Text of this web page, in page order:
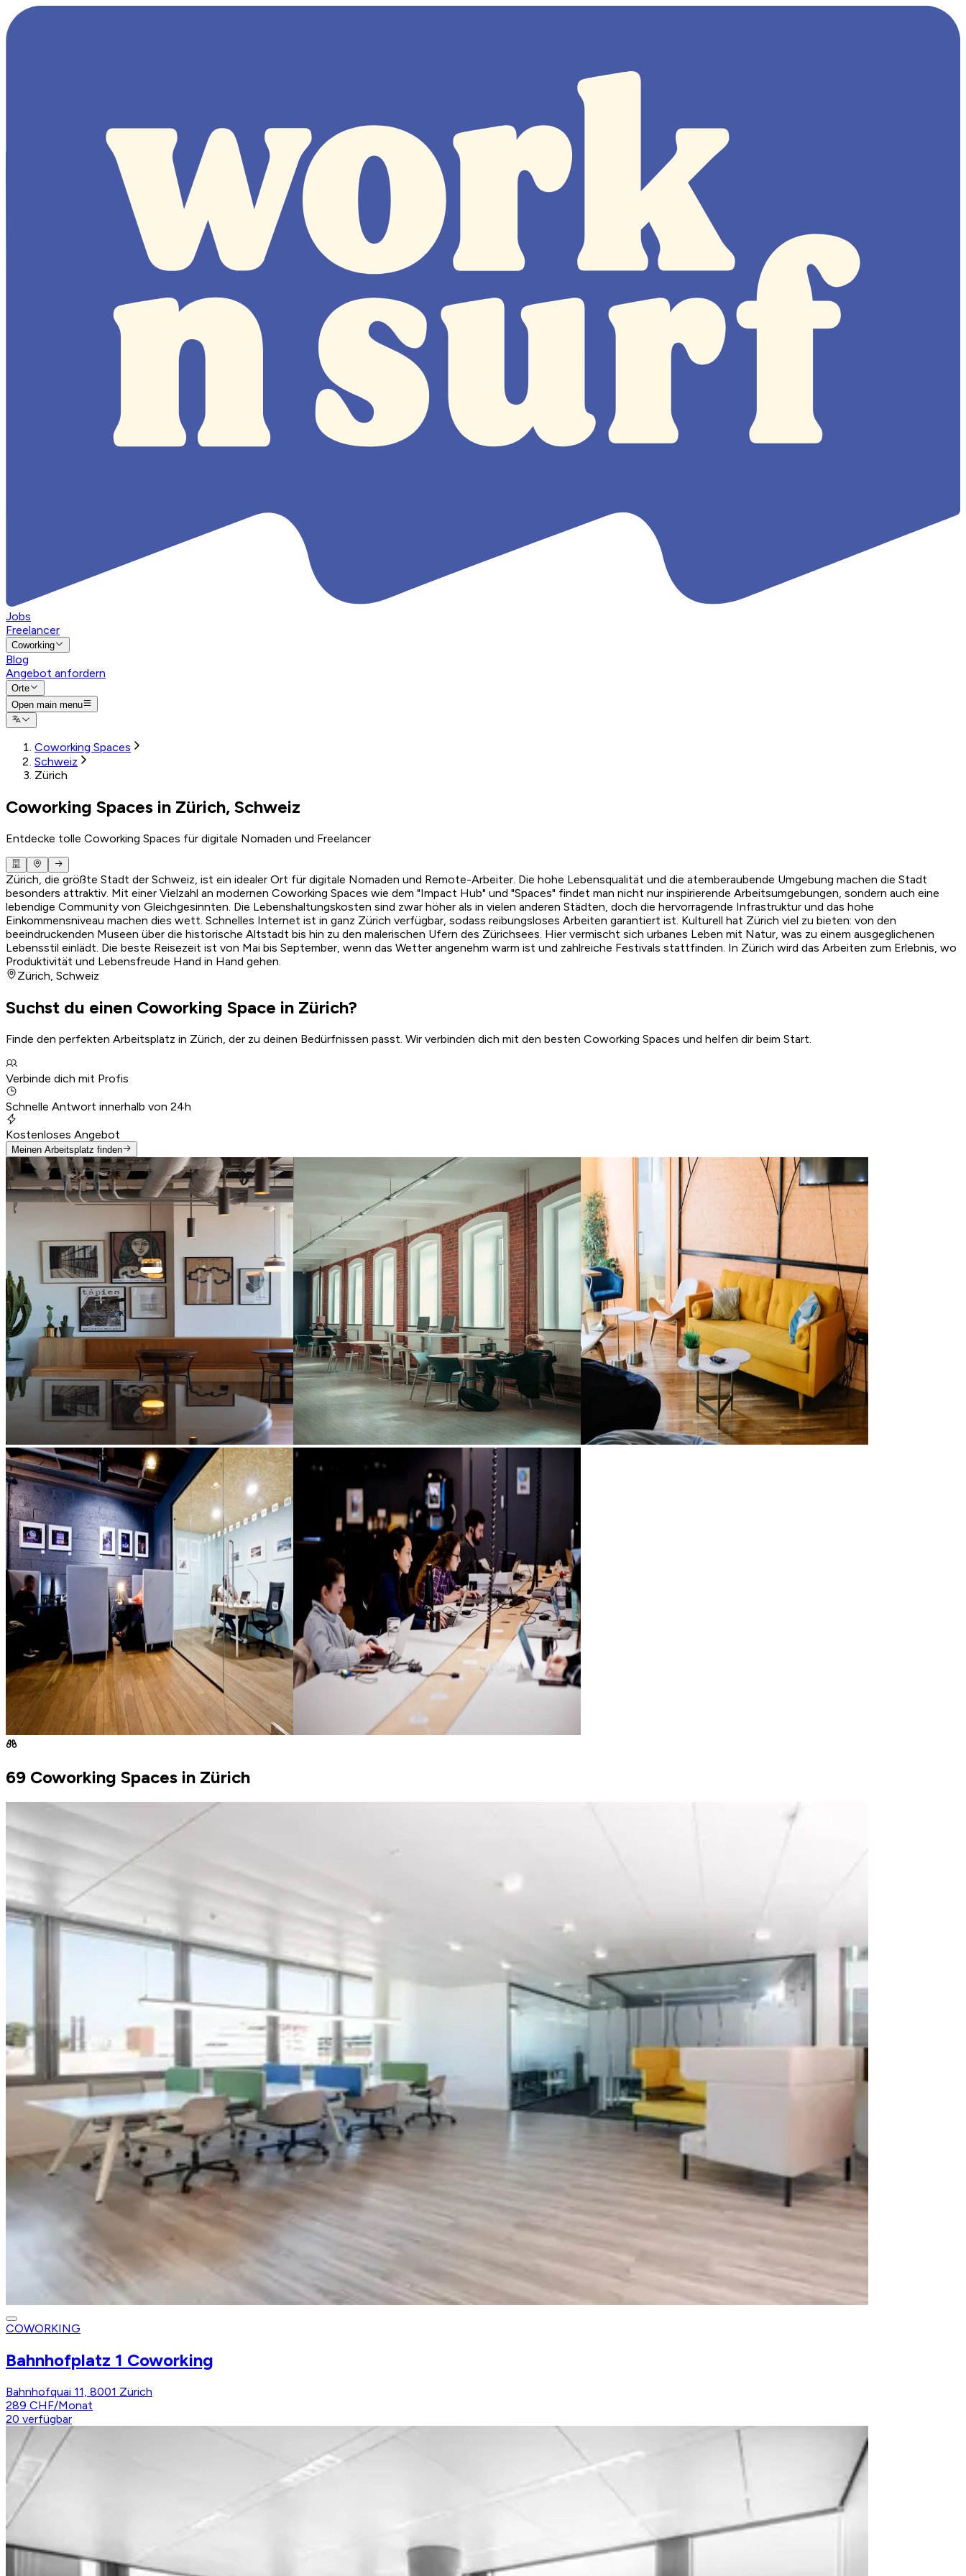
Jobs
Freelancer
Coworking
Blog
Angebot anfordern
Orte
Open main menu
Coworking Spaces
Schweiz
Zürich
Coworking Spaces in Zürich, Schweiz
Entdecke tolle Coworking Spaces für digitale Nomaden und Freelancer
Zürich, die größte Stadt der Schweiz, ist ein idealer Ort für digitale Nomaden und Remote-Arbeiter. Die hohe Lebensqualität und die atemberaubende Umgebung machen die Stadt
besonders attraktiv. Mit einer Vielzahl an modernen Coworking Spaces wie dem "Impact Hub" und "Spaces" findet man nicht nur inspirierende Arbeitsumgebungen, sondern auch eine
lebendige Community von Gleichgesinnten. Die Lebenshaltungskosten sind zwar höher als in vielen anderen Städten, doch die hervorragende Infrastruktur und das hohe
Einkommensniveau machen dies wett. Schnelles Internet ist in ganz Zürich verfügbar, sodass reibungsloses Arbeiten garantiert ist. Kulturell hat Zürich viel zu bieten: von den
beeindruckenden Museen über die historische Altstadt bis hin zu den malerischen Ufern des Zürichsees. Hier vermischt sich urbanes Leben mit Natur, was zu einem ausgeglichenen
Lebensstil einlädt. Die beste Reisezeit ist von Mai bis September, wenn das Wetter angenehm warm ist und zahlreiche Festivals stattfinden. In Zürich wird das Arbeiten zum Erlebnis, wo
Produktivität und Lebensfreude Hand in Hand gehen.
Zürich, Schweiz
Suchst du einen Coworking Space in Zürich?
Finde den perfekten Arbeitsplatz in Zürich, der zu deinen Bedürfnissen passt. Wir verbinden dich mit den besten Coworking Spaces und helfen dir beim Start.
Verbinde dich mit Profis
Schnelle Antwort innerhalb von 24h
Kostenloses Angebot
Meinen Arbeitsplatz finden
69 Coworking Spaces in Zürich
COWORKING
Bahnhofplatz 1 Coworking
Bahnhofquai 11, 8001 Zürich
289 CHF/Monat
20 verfügbar